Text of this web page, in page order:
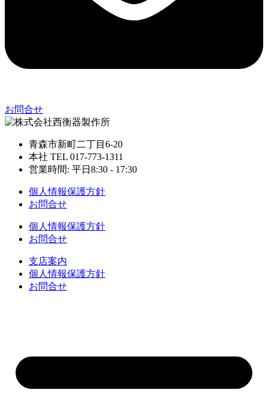
お問合せ
青森市新町二丁目6-20
本社 TEL 017-773-1311
営業時間: 平日8:30 - 17:30
個人情報保護方針
お問合せ
個人情報保護方針
お問合せ
支店案内
個人情報保護方針
お問合せ